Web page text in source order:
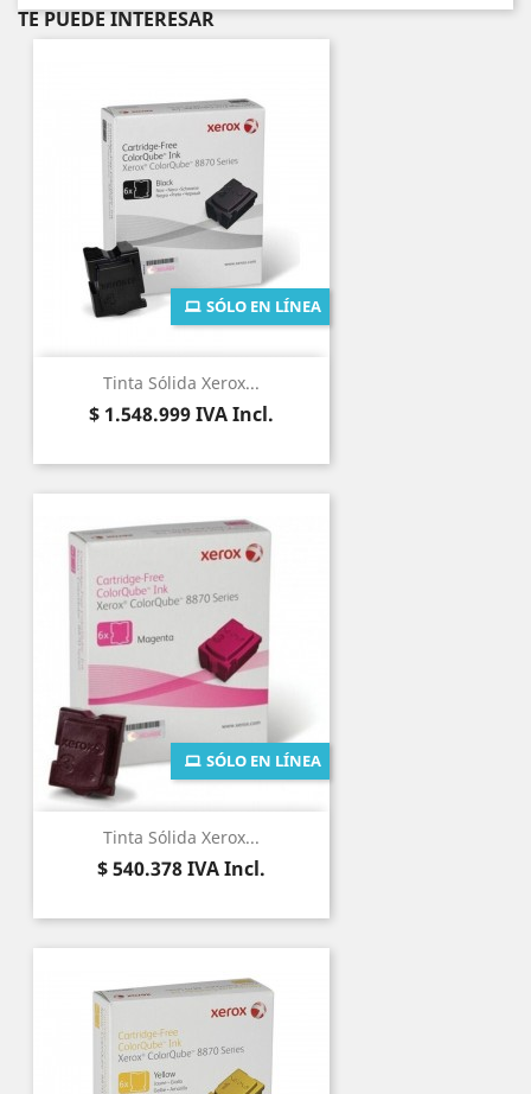
TE PUEDE INTERESAR
Tinta Sólida Xerox...
Precio
$ 1.548.999IVA Incl.
SÓLO EN LÍNEA
Tinta Sólida Xerox...
Precio
$ 540.378IVA Incl.
SÓLO EN LÍNEA